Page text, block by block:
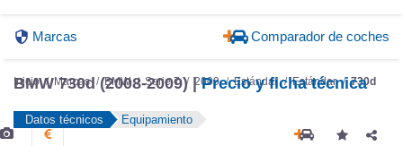
BMW 2009 Estándar
BMW 730d (2008-2009) | Precio y ficha técnica
Datos técnicos